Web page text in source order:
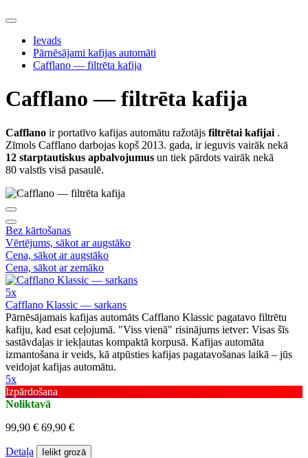
Ievads
Pārnēsājami kafijas automāti
Cafflano — filtrēta kafija
Cafflano — filtrēta kafija
Cafflano ir portatīvo kafijas automātu ražotājs filtrētai kafijai .
Zīmols Cafflano darbojas kopš 2013. gada, ir ieguvis vairāk nekā
12 starptautiskus apbalvojumus un tiek pārdots vairāk nekā
80 valstīs visā pasaulē.
Bez kārtošanas
Vērtējums, sākot ar augstāko
Cena, sākot ar augstāko
Cena, sākot ar zemāko
5x
Cafflano Klassic — sarkans
Pārnēsājamais kafijas automāts Cafflano Klassic pagatavo filtrētu
kafiju, kad esat ceļojumā. "Viss vienā" risinājums ietver: Visas šīs
sastāvdaļas ir iekļautas kompaktā korpusā. Kafijas automāta
izmantošana ir veids, kā atpūsties kafijas pagatavošanas laikā – jūs
veidojat kafijas automātu.
5x
Izpārdošana
Noliktavā
99,90 € 69,90 €
Detaļa Ielikt grozā